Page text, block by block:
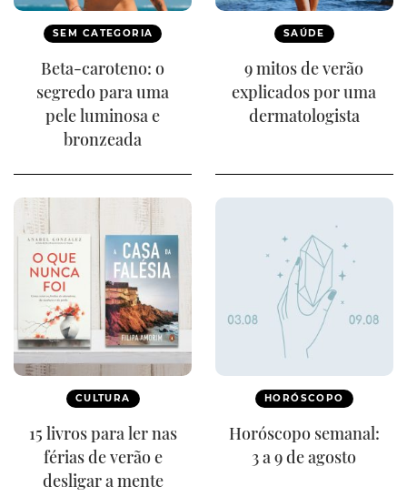
SEM CATEGORIA
Beta-caroteno: o
segredo para uma
pele luminosa e
bronzeada
SAÚDE
9 mitos de verão
explicados por uma
dermatologista
CULTURA
15 livros para ler nas
férias de verão e
desligar a mente
HORÓSCOPO
Horóscopo semanal:
3 a 9 de agosto